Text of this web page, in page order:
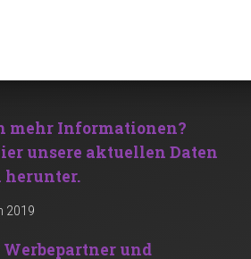
mehr Informationen?
unsere aktuellen Daten
herunter.
2019
Werbepartner und